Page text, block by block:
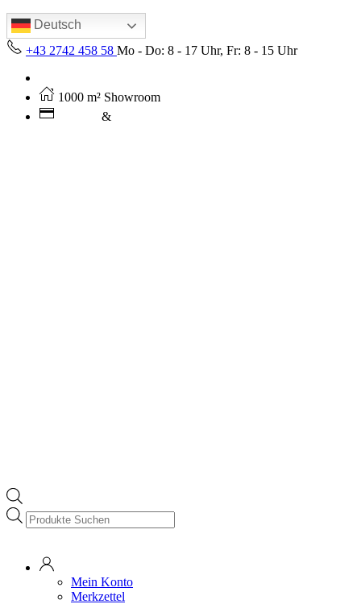
Deutsch
+43 2742 458 58 Mo - Do: 8 - 17 Uhr, Fr: 8 - 15 Uhr
1000 m² Showroom
&
Products
search
Mein Konto
Merkzettel